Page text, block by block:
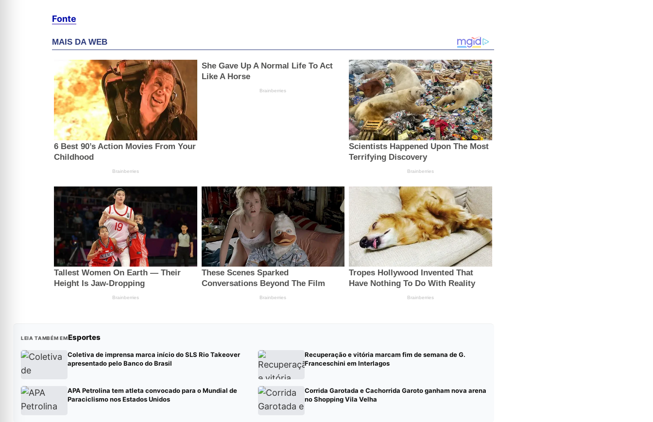
Fonte
LEIA TAMBÉM EMEsportes
Coletiva de imprensa marca início do SLS Rio Takeover
apresentado pelo Banco do Brasil
Recuperação e vitória marcam fim de semana de G.
Franceschini em Interlagos
APA Petrolina tem atleta convocado para o Mundial de
Paraciclismo nos Estados Unidos
Corrida Garotada e Cachorrida Garoto ganham nova arena
no Shopping Vila Velha